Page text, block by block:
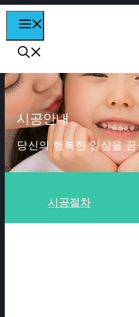
컨텐츠로
건너뛰기
시공안내
당신의 행복한 일상을
시공절차